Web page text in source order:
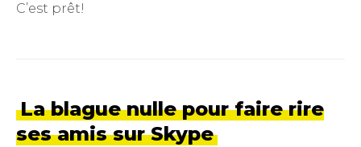
C’est prêt!
La blague nulle pour faire rire
ses amis sur Skype